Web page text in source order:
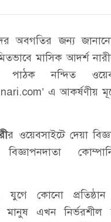
অবগতির জন্য
মাসিক আদর্শ
নন্দিত
এ আকর্ষণীয়
র ওয়েবসাইটে দেয়া
যুগে কোনো
মানুষ এখন নির্ভরশীল